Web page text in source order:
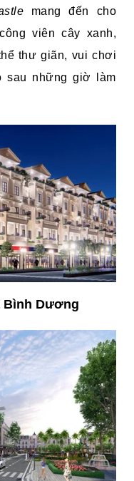
mang đến cho
viên cây xanh,
thư giãn, vui chơi
sau những giờ làm
Bình Dương